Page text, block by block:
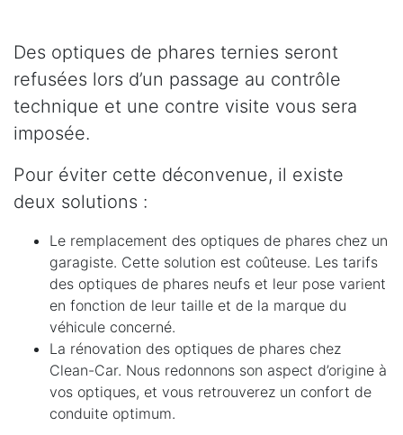
Des optiques de phares ternies seront
refusées lors d’un passage au contrôle
technique et une contre visite vous sera
imposée.
Pour éviter cette déconvenue, il existe
deux solutions :
Le remplacement des optiques de phares chez un
garagiste. Cette solution est coûteuse. Les tarifs
des optiques de phares neufs et leur pose varient
en fonction de leur taille et de la marque du
véhicule concerné.
La rénovation des optiques de phares chez
Clean-Car. Nous redonnons son aspect d’origine à
vos optiques, et vous retrouverez un confort de
conduite optimum.